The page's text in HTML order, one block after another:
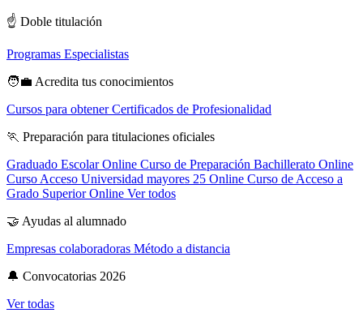
☝️ Doble titulación
Programas Especialistas
🧑‍💼 Acredita tus conocimientos
Cursos para obtener Certificados de Profesionalidad
🏃 Preparación para titulaciones oficiales
Graduado Escolar Online Curso de Preparación Bachillerato Online
Curso Acceso Universidad mayores 25 Online Curso de Acceso a
Grado Superior Online Ver todos
🤝 Ayudas al alumnado
Empresas colaboradoras Método a distancia
🔔 Convocatorias 2026
Ver todas